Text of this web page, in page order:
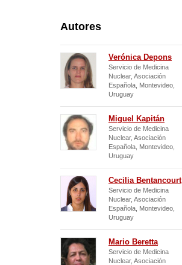
Autores
Verónica Depons
Servicio de Medicina
Nuclear, Asociación
Española, Montevideo,
Uruguay
Miguel Kapitán
Servicio de Medicina
Nuclear, Asociación
Española, Montevideo,
Uruguay
Cecilia Bentancourt
Servicio de Medicina
Nuclear, Asociación
Española, Montevideo,
Uruguay
Mario Beretta
Servicio de Medicina
Nuclear, Asociación